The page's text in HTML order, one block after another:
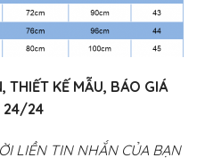
THIẾT KẾ MẪU, BÁO GIÁ
24/24
LIỀN TIN NHẮN CỦA BẠN